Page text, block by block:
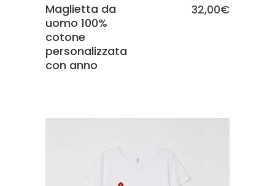
Maglietta da
uomo 100%
cotone
personalizzata
con anno
32,00€